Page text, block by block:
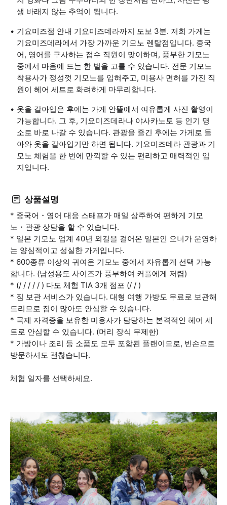
생 바래지 않는 추억이 됩니다.
기요미즈점 안내 기요미즈데라까지 도보 3분. 저희 가게는
기요미즈데라에서 가장 가까운 기모노 렌탈점입니다. 중국
어, 영어를 구사하는 접수 직원이 맞이하며, 풍부한 기모노
중에서 마음에 드는 한 벌을 고를 수 있습니다. 전문 기모노
착용사가 정성껏 기모노를 입혀주고, 미용사 면허를 가진 직
원이 헤어 세트로 화려하게 마무리합니다.
옷을 갈아입은 후에는 가게 안뜰에서 여유롭게 사진 촬영이
가능합니다. 그 후, 기요미즈데라나 야사카노토 등 인기 명
소로 바로 나갈 수 있습니다. 관광을 즐긴 후에는 가게로 돌
아와 옷을 갈아입기만 하면 됩니다. 기요미즈데라 관광과 기
모노 체험을 한 번에 만끽할 수 있는 편리하고 매력적인 입
지입니다.
상품설명
* 중국어・영어 대응 스태프가 매일 상주하여 편하게 기모
노・관광 상담을 할 수 있습니다.
* 일본 기모노 업계 40년 외길을 걸어온 일본인 오너가 운영하
는 양심적이고 성실한 가게입니다.
* 600종류 이상의 귀여운 기모노 중에서 자유롭게 선택 가능
합니다. (남성용도 사이즈가 풍부하여 커플에게 저렴)
* (/ / / / / ) 다도 체험 TIA 3개 점포 (/ / )
* 짐 보관 서비스가 있습니다. 대형 여행 가방도 무료로 보관해
드리므로 짐이 많아도 안심할 수 있습니다.
* 국제 자격증을 보유한 미용사가 담당하는 본격적인 헤어 세
트로 안심할 수 있습니다. (머리 장식 무제한)
* 가방이나 조리 등 소품도 모두 포함된 플랜이므로, 빈손으로
방문하셔도 괜찮습니다.
체험 일자를 선택하세요.